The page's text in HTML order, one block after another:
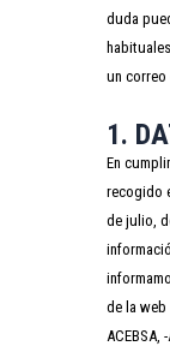
duda
un correo
1.
En
recogido
de julio,
de la
ACEBSA,